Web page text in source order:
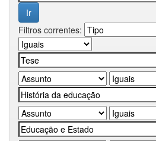
Filtros correntes: